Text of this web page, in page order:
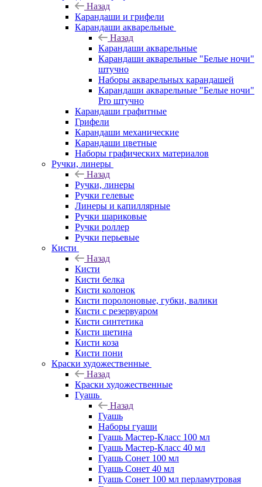
Назад
Карандаши и грифели
Карандаши акварельные
Назад
Карандаши акварельные
Карандаши акварельные "Белые ночи"
штучно
Наборы акварельных карандашей
Карандаши акварельные "Белые ночи"
Pro штучно
Карандаши графитные
Грифели
Карандаши механические
Карандаши цветные
Наборы графических материалов
Ручки, линеры
Назад
Ручки, линеры
Ручки гелевые
Линеры и капиллярные
Ручки шариковые
Ручки роллер
Ручки перьевые
Кисти
Назад
Кисти
Кисти белка
Кисти колонок
Кисти поролоновые, губки, валики
Кисти с резервуаром
Кисти синтетика
Кисти щетина
Кисти коза
Кисти пони
Краски художественные
Назад
Краски художественные
Гуашь
Назад
Гуашь
Наборы гуаши
Гуашь Мастер-Класс 100 мл
Гуашь Мастер-Класс 40 мл
Гуашь Сонет 100 мл
Гуашь Сонет 40 мл
Гуашь Сонет 100 мл перламутровая